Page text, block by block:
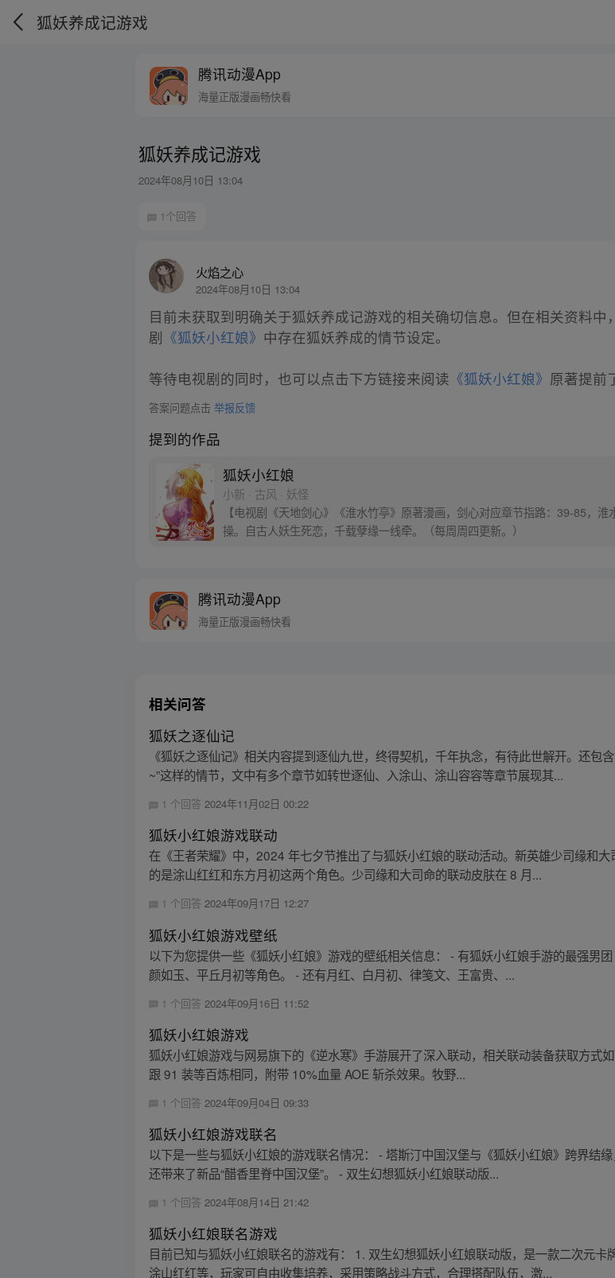
狐妖养成记游戏
腾讯动漫App
海量正版漫画畅快看
狐妖养成记游戏
2024年08月10日 13:04
1个回答
火焰之心
2024年08月10日 13:04
目前未获取到明确关于狐妖养成记游戏的相关确切信息。但在相关资料
剧 《狐妖小红娘》 中存在狐妖养成的情节设定。
等待电视剧的同时，也可以点击下方链接来阅读 《狐妖小红娘》 原著提前
答案问题点击举报反馈
提到的作品
狐妖小红娘
小新 · 古风 · 妖怪
【电视剧《天地剑心》《淮水竹亭》原著漫画，剑心对应章节指路：39-85，
操。自古人妖生死恋，千载孽缘一线牵。（每周周四更新。）
腾讯动漫App
海量正版漫画畅快看
相关问答
狐妖之逐仙记
《狐妖之逐仙记》相关内容提到逐仙九世，终得契机，千年执念，有待此世解开。还包
~”这样的情节，文中有多个章节如转世逐仙、入涂山、涂山容容等章节展现其...
1 个回答2024年11月02日 00:22
狐妖小红娘游戏联动
在《王者荣耀》中，2024 年七夕节推出了与狐妖小红娘的联动活动。新英雄少司缘和
的是涂山红红和东方月初这两个角色。少司缘和大司命的联动皮肤在 8 月...
1 个回答2024年09月17日 12:27
狐妖小红娘游戏壁纸
以下为您提供一些《狐妖小红娘》游戏的壁纸相关信息： - 有狐妖小红娘手游的最强男
颜如玉、平丘月初等角色。 - 还有月红、白月初、律笺文、王富贵、...
1 个回答 2024年09月16日 11:52
狐妖小红娘游戏
狐妖小红娘游戏与网易旗下的《逆水寒》手游展开了深入联动，相关联动装备获取方式
跟 91 装等百炼相同，附带 10%血量 AOE 斩杀效果。牧野...
1 个回答 2024年09月04日 09:33
狐妖小红娘游戏联名
以下是一些与狐妖小红娘的游戏联名情况： - 塔斯汀中国汉堡与《狐妖小红娘》跨界结
还带来了新品“醋香里脊中国汉堡”。 - 双生幻想狐妖小红娘联动版...
1 个回答2024年08月14日 21:42
狐妖小红娘联名游戏
目前已知与狐妖小红娘联名的游戏有： 1. 双生幻想狐妖小红娘联动版，是一款二次元卡
涂山红红等，玩家可自由收集培养，采用策略战斗方式，合理搭配队伍，激...